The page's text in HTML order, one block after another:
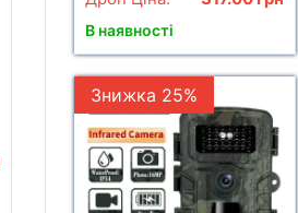
В наявності
Знижка 25%